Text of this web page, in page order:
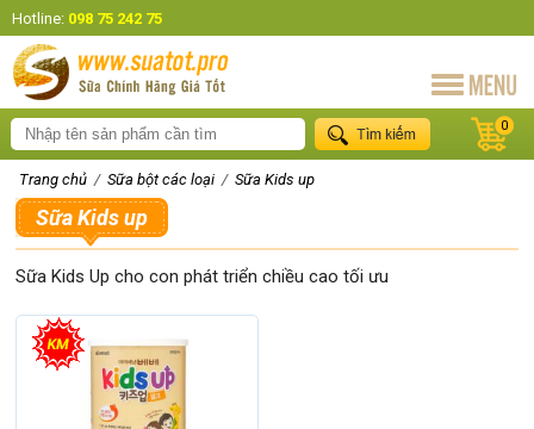
Hotline: 098 75 242 75
0
Trang chủ / Sữa bột các loại / Sữa Kids up
Sữa Kids up
Sữa Kids Up cho con phát triển chiều cao tối ưu